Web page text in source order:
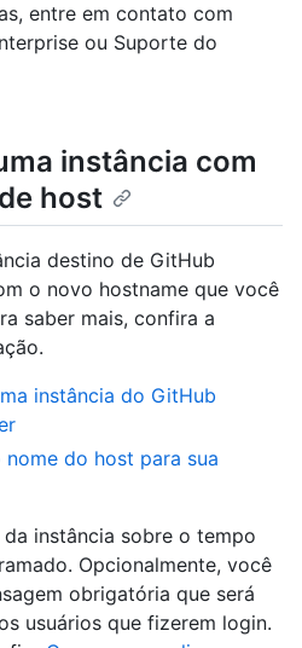
entre em contato com
ou Suporte do
instância com
host
destino de GitHub
o novo hostname que você
saber mais, confira a
instância do GitHub
do host para sua
instância sobre o tempo
Opcionalmente, você
obrigatória que será
usuários que fizerem login.